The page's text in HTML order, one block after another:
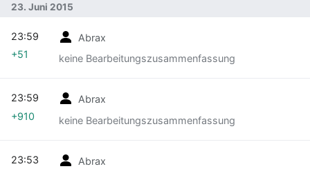
23. Juni 2015
Abrax
keine Bearbeitungszusammenfassung
23:59
+51
Abrax
keine Bearbeitungszusammenfassung
23:59
+910
Abrax
23:53